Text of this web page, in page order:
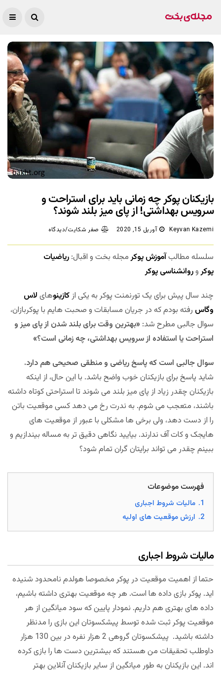
بازیکنان پوکر چه زمانی باید برای استراحت و
سرویس بهداشتی! از پای میز بلند شوند؟
Keyvan Kazemi آوریل 15, 2020 صفر شکایت/دیدگاه
سلسله مطالبآموزش پوکرمجله بخت و اقبال: ریاضیات
پوکروروانشناسی پوکر
چند سال پیش برای یک تورنمنت پوکر به یکی ازکازینوهای لاس
وگاس رفته بودم که در جریان مسابقات و صحبت هایم با پوکربازان،
سوال جالبی مطرح شد: «بهترین وقت برای بلند شدن از پای میز و
استراحت یا استفاده از سرویس بهداشتی، چه زمانی است؟»
سوال جالبی است که پاسخ ریاضی و منطقی صحیحی هم دارد.
شاید پاسخ برای بازیکنان خوب واضح باشد. با این حال، از اینکه
بازیکنان چقدر زیاد از پای میز بلند می شوند تا استراحتی کوتاه داشته
باشند، متعجب می شوم. به ندرت رخ می دهد کسی موقعیت باتن
را از دست دهد، ولی برخی ها مشکلی با عبور از موقعیت های
هایجک و کات آف ندارند. بیایید نگاهی دقیق تر به مساله بیندازیم و
ببینم چقدر می تواند برایتان گران تمام شود؟
فهرست موضوعات
1. مالیات شروط اجباری
2. ارزش موقعیت های اولیه
مالیات شروط اجباری
حتما از اهمیت موقعیت در پوکر مخصوصا هولدم نامحدود شنیده
اید. پوکر بازی داده ها است. هر چه موقعیت بهتری داشته باشیم،
داده های بهتری هم داریم. نمودار پایین که سود میانگین از هر
موقعیت پوکر ثبت شده توسط پیشکسوتان این بازی را مدنظر
داشته باشید. پیشکسوتان گروهی 2 هزار نفره در بین 130 هزار
داوطلب تحقیقات من هستند که بیشترین دست ها را بازی کرده
اند. این بازیکنان به طور میانگین از سایر بازیکنان آنلاین بهتر